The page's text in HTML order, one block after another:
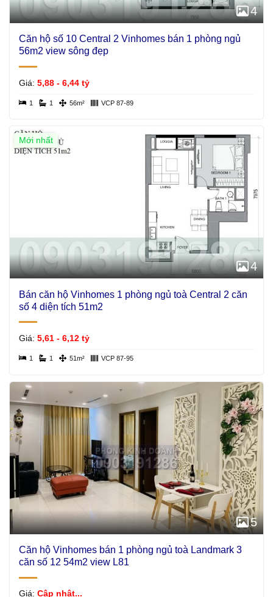
4
Căn hộ số 10 Central 2 Vinhomes bán 1 phòng ngủ
56m2 view sông đẹp
Giá: 5,88 - 6,44 tỷ
1 1 56m² VCP 87-89
Mới nhất
4
Bán căn hộ Vinhomes 1 phòng ngủ toà Central 2 căn
số 4 diện tích 51m2
Giá: 5,61 - 6,12 tỷ
1 1 51m² VCP 87-95
5
Căn hộ Vinhomes bán 1 phòng ngủ toà Landmark 3
căn số 12 54m2 view L81
Giá: Cập nhật...